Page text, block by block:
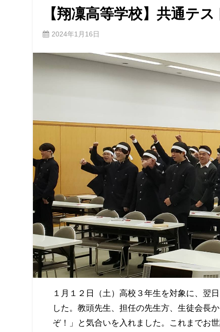
【翔凜高等学校】共通テ
2024年1月16日
１月１２日（土）高校３年生を対象に、翌
した。教頭先生、担任の先生方、生徒会長
ぞ！」と気合いを入れました。これまでお